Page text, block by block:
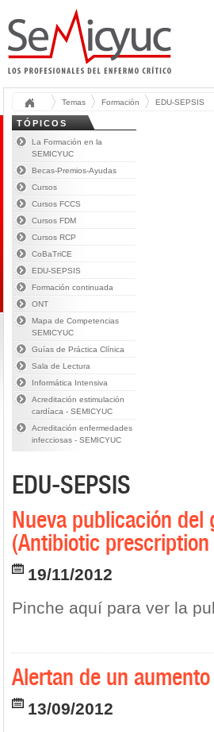
Temas Formación EDU-SEPSIS
TÓPICOS
La Formación en la
SEMICYUC
Becas-Premios-Ayudas
Cursos
Cursos FCCS
Cursos FDM
Cursos RCP
CoBaTriCE
EDU-SEPSIS
Formación continuada
ONT
Mapa de Competencias
SEMICYUC
Guías de Práctica Clínica
Sala de Lectura
Informática Intensiva
Acreditación estimulación
cardíaca - SEMICYUC
Acreditación enfermedades
infecciosas - SEMICYUC
EDU-SEPSIS
Nueva publicación del
(Antibiotic
19/11/2012
Pinche aquí para ver la
Alertan de un
13/09/2012